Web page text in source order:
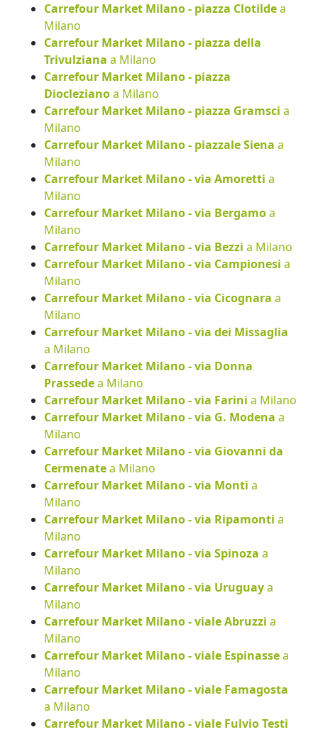
Carrefour Market Milano - piazza Clotildea
Milano
Carrefour Market Milano - piazza della
Trivulziana a Milano
Carrefour Market Milano - piazza
Dioclezianoa Milano
Carrefour Market Milano - piazza Gramsci a
Milano
Carrefour Market Milano - piazzale Siena a
Milano
Carrefour Market Milano - via Amoretti a
Milano
Carrefour Market Milano - via Bergamoa
Milano
Carrefour Market Milano - via Bezzi a Milano
Carrefour Market Milano - via Campionesi a
Milano
Carrefour Market Milano - via Cicognara a
Milano
Carrefour Market Milano - via dei Missaglia
a Milano
Carrefour Market Milano - via Donna
Prassedea Milano
Carrefour Market Milano - via Farini a Milano
Carrefour Market Milano - via G. Modena a
Milano
Carrefour Market Milano - via Giovanni da
Cermenatea Milano
Carrefour Market Milano - via Monti a
Milano
Carrefour Market Milano - via Ripamonti a
Milano
Carrefour Market Milano - via Spinoza a
Milano
Carrefour Market Milano - via Uruguaya
Milano
Carrefour Market Milano - viale Abruzzi a
Milano
Carrefour Market Milano - viale Espinassea
Milano
Carrefour Market Milano - viale Famagosta
a Milano
Carrefour Market Milano - viale Fulvio Testi